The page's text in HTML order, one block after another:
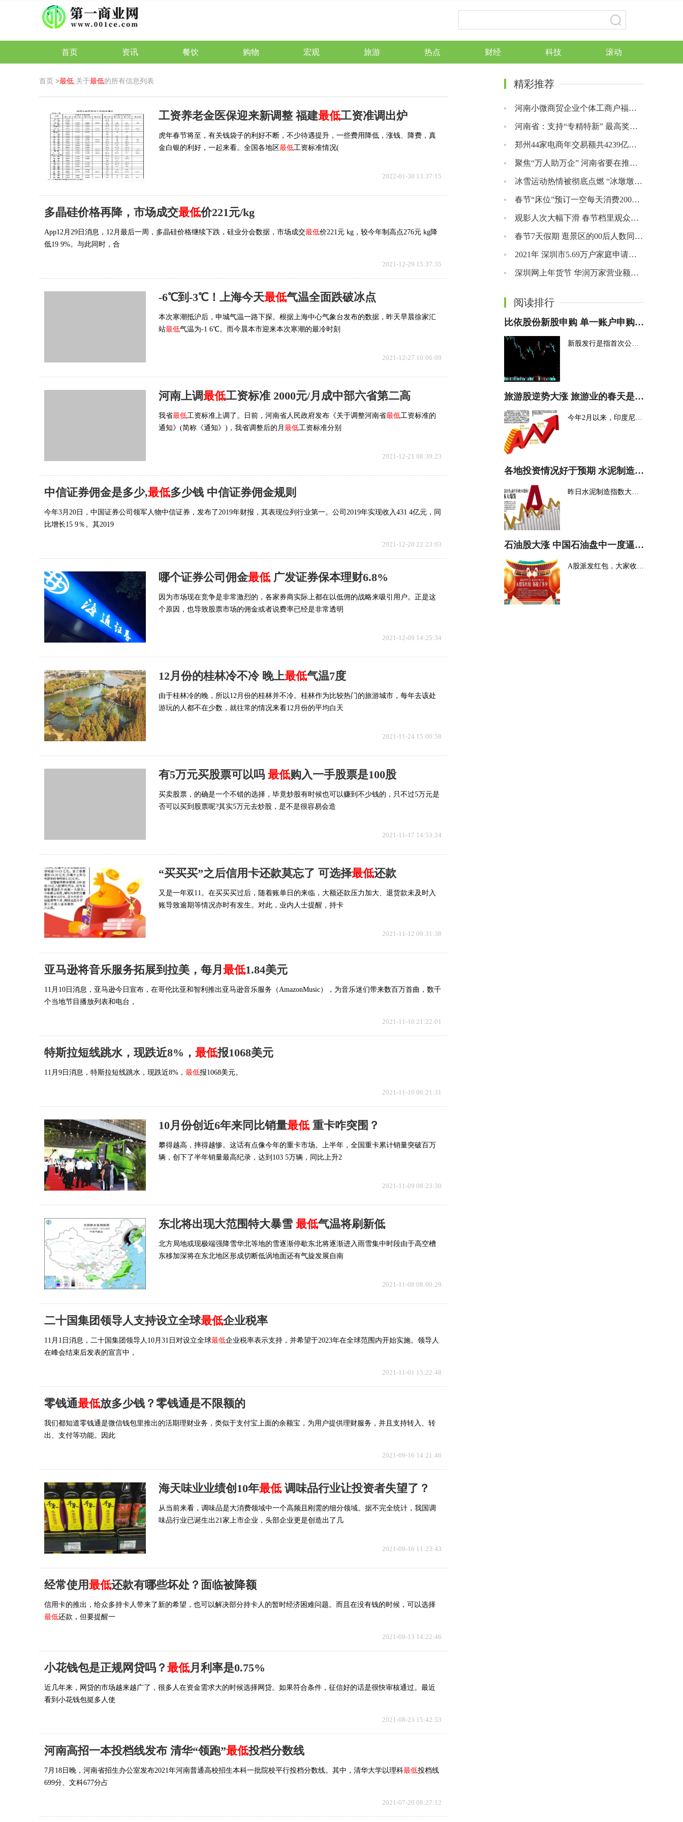
首页 资讯 餐饮 购物 宏观 旅游 热点 财经 科技 滚动
首页 >最低,关于最低的所有信息列表
工资养老金医保迎来新调整 福建最低工资准调出炉
虎年春节将至，有关钱袋子的利好不断，不少待遇提升，一些费用降低，涨钱、降费，真
金白银的利好，一起来看。全国各地区最低工资标准情况(
2022-01-30 13:37:15
多晶硅价格再降，市场成交最低价221元/kg
App12月29日消息，12月最后一周，多晶硅价格继续下跌，硅业分会数据，市场成交最低价221元 kg，较今年制高点276元 kg降
低19 9%。与此同时，合
2021-12-29 15:37:35
-6℃到-3℃！上海今天最低气温全面跌破冰点
本次寒潮抵沪后，申城气温一路下探。根据上海中心气象台发布的数据，昨天早晨徐家汇
站最低气温为-1 6℃。而今晨本市迎来本次寒潮的最冷时刻
2021-12-27 10:06:09
河南上调最低工资标准 2000元/月成中部六省第二高
我省最低工资标准上调了。日前，河南省人民政府发布《关于调整河南省最低工资标准的
通知》(简称《通知》)，我省调整后的月 最低工资标准分别
2021-12-21 08:39:23
中信证券佣金是多少,最低多少钱 中信证券佣金规则
今年3月20日，中国证券公司领军人物中信证券，发布了2019年财报，其表现位列行业第一。公司2019年实现收入431 4亿元，同
比增长15 9％。其2019
2021-12-20 22:23:03
哪个证券公司佣金最低 广发证券保本理财6.8%
因为市场现在竞争是非常激烈的，各家券商实际上都在以低佣的战略来吸引用户。正是这
个原因，也导致股票市场的佣金或者说费率已经是非常透明
2021-12-09 14:25:34
12月份的桂林冷不冷 晚上最低气温7度
由于桂林冷的晚，所以12月份的桂林并不冷。桂林作为比较热门的旅游城市，每年去该处
游玩的人都不在少数，就往常的情况来看12月份的平均白天
2021-11-24 15:00:58
有5万元买股票可以吗 最低购入一手股票是100股
买卖股票，的确是一个不错的选择，毕竟炒股有时候也可以赚到不少钱的，只不过5万元是
否可以买到股票呢?其实5万元去炒股，是不是很容易会造
2021-11-17 14:53:24
“买买买”之后信用卡还款莫忘了 可选择最低还款
又是一年双11。在买买买过后，随着账单日的来临，大额还款压力加大、退货款未及时入
账导致逾期等情况亦时有发生。对此，业内人士提醒，持卡
2021-11-12 09:31:38
亚马逊将音乐服务拓展到拉美，每月 最低1.84美元
11月10日消息，亚马逊今日宣布，在哥伦比亚和智利推出亚马逊音乐服务（AmazonMusic），为音乐迷们带来数百万首曲，数千
个当地节目播放列表和电台，
2021-11-10 21:22:01
特斯拉短线跳水，现跌近8%， 最低报1068美元
11月9日消息，特斯拉短线跳水，现跌近8%， 最低报1068美元。
2021-11-10 06:21:31
10月份创近6年来同比销量最低 重卡咋突围？
攀得越高，摔得越惨。这话有点像今年的重卡市场。上半年，全国重卡累计销量突破百万
辆，创下了半年销量最高纪录，达到103 5万辆，同比上升2
2021-11-09 08:23:30
东北将出现大范围特大暴雪 最低气温将刷新低
北方局地或现极端强降雪华北等地的雪逐渐停歇东北将逐渐进入雨雪集中时段由于高空槽
东移加深将在东北地区形成切断低涡地面还有气旋发展自南
2021-11-08 08:00:29
二十国集团领导人支持设立全球最低企业税率
11月1日消息，二十国集团领导人10月31日对设立全球最低企业税率表示支持，并希望于2023年在全球范围内开始实施。领导人
在峰会结束后发表的宣言中，
2021-11-01 15:22:48
零钱通最低放多少钱？零钱通是不限额的
我们都知道零钱通是微信钱包里推出的活期理财业务，类似于支付宝上面的余额宝，为用户提供理财服务，并且支持转入、转
出、支付等功能。因此
2021-09-16 14:21:46
海天味业业绩创10年最低 调味品行业让投资者失望了？
从当前来看，调味品是大消费领域中一个高频且刚需的细分领域。据不完全统计，我国调
味品行业已诞生出21家上市企业，头部企业更是创造出了几
2021-09-16 11:23:43
经常使用最低还款有哪些坏处？面临被降额
信用卡的推出，给众多持卡人带来了新的希望，也可以解决部分持卡人的暂时经济困难问题。而且在没有钱的时候，可以选择
最低还款，但要提醒一
2021-09-13 14:22:46
小花钱包是正规网贷吗？ 最低月利率是0.75%
近几年来，网贷的市场越来越广了，很多人在资金需求大的时候选择网贷。如果符合条件，征信好的话是很快审核通过。最近
看到小花钱包挺多人使
2021-08-23 15:42:53
河南高招一本投档线发布 清华“领跑”最低投档分数线
7月18日晚，河南省招生办公室发布2021年河南普通高校招生本科一批院校平行投档分数线。其中，清华大学以理科最低投档线
699分、文科677分占
2021-07-20 08:27:12
精彩推荐
河南小微商贸企业个体工商户福利来了 减半收取6个月房租
河南省：支持“专精特新” 最高奖励500万元
郑州44家电商年交易额共4239亿元 全省占比79.2%
聚焦“万人助万企” 河南省要在推动小升规入统上深化功夫
冰雪运动热情被彻底点燃 “冰墩墩”吉祥物爆火“秒空”
春节“床位”预订一空每天消费200元 宠物寄养赚爆了
观影人次大幅下滑 春节档里观众被“高票价”吓跑了？
春节7天假期 逛景区的00后人数同比增长27%
2021年 深圳市5.69万户家庭申请公积金贷款
深圳网上年货节 华润万家营业额增长40%
阅读排行
比依股份新股申购 单一账户申购上限18000股
新股发行是指首次公开发行股票，不同时期都是有新股申购的，打新股中签的话是能够...
旅游股逆势大涨 旅游业的春天是否会到来？
今年2月以来，印度尼西亚、菲律宾、越南、澳大利亚和摩洛哥等国纷纷宣布放松旅行限...
各地投资情况好于预期 水泥制造指数大涨8%
昨日水泥制造指数大涨8%，大涨背后显现三大原因：宏观调控政策加码不断。今年1月份...
石油股大涨 中国石油盘中一度逼近涨停
A股派发红包，大家收到了吗?在虎年的首个交易日，A股一扫春节前持续的阴霾，用开门...